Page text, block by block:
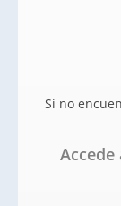
Si no